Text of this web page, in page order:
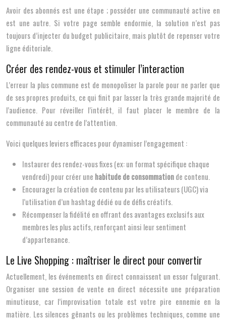
Avoir des abonnés est une étape ; posséder une communauté active en
est une autre. Si votre page semble endormie, la solution n’est pas
toujours d’injecter du budget publicitaire, mais plutôt de repenser votre
ligne éditoriale.
Créer des rendez-vous et stimuler l’interaction
L’erreur la plus commune est de monopoliser la parole pour ne parler que
de ses propres produits, ce qui finit par lasser la très grande majorité de
l’audience. Pour réveiller l’intérêt, il faut placer le membre de la
communauté au centre de l’attention.
Voici quelques leviers efficaces pour dynamiser l’engagement :
Instaurer des rendez-vous fixes (ex: un format spécifique chaque
vendredi) pour créer une habitude de consommationde contenu.
Encourager la création de contenu par les utilisateurs (UGC) via
l’utilisation d’un hashtag dédié ou de défis créatifs.
Récompenser la fidélité en offrant des avantages exclusifs aux
membres les plus actifs, renforçant ainsi leur sentiment
d’appartenance.
Le Live Shopping : maîtriser le direct pour convertir
Actuellement, les événements en direct connaissent un essor fulgurant.
Organiser une session de vente en direct nécessite une préparation
minutieuse, car l’improvisation totale est votre pire ennemie en la
matière. Les silences gênants ou les problèmes techniques, comme une